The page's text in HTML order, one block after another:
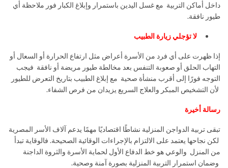
داخل أماكن التربية مع غسل اليدين باستمرار وإبلاغ الكبار فور ملاحظة أي
طيور نافقة.
لا تؤجلي زيارة الطبيب
إذا ظهرت على أي فرد من الأسرة أعراض مثل ارتفاع الحرارة أو السعال أو
التهاب الحلق أو صعوبة التنفس بعد مخالطة طيور مريضة أو نافقة فيجب
التوجه فورًا إلى أقرب منشأة صحية مع إبلاغ الطبيب بتاريخ التعرض للطيور
لأن التشخيص المبكر والعلاج السريع يزيدان من فرص الشفاء.
رسالة أخيرة
تبقى تربية الدواجن المنزلية نشاطًا اقتصاديًا مهمًا يدعم آلاف الأسر المصرية
لكن نجاحها يعتمد على الالتزام بالإجراءات الوقائية الصحيحة. فالوقاية تبدأ
من المنزل والوعي هو خط الدفاع الأول لحماية الأسرة والثروة الداجنة
وضمان استمرار التربية المنزلية بصورة آمنة وصحية.